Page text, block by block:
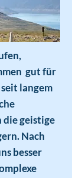
gut für
langem
die geistige
Nach
besser